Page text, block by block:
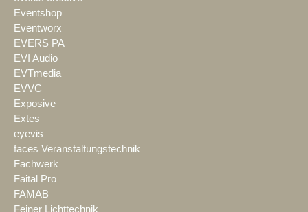
Eventshop
Eventworx
EVERS PA
EVI Audio
EVTmedia
EVVC
Exposive
Extes
eyevis
faces Veranstaltungstechnik
Fachwerk
Faital Pro
FAMAB
Feiner Lichttechnik